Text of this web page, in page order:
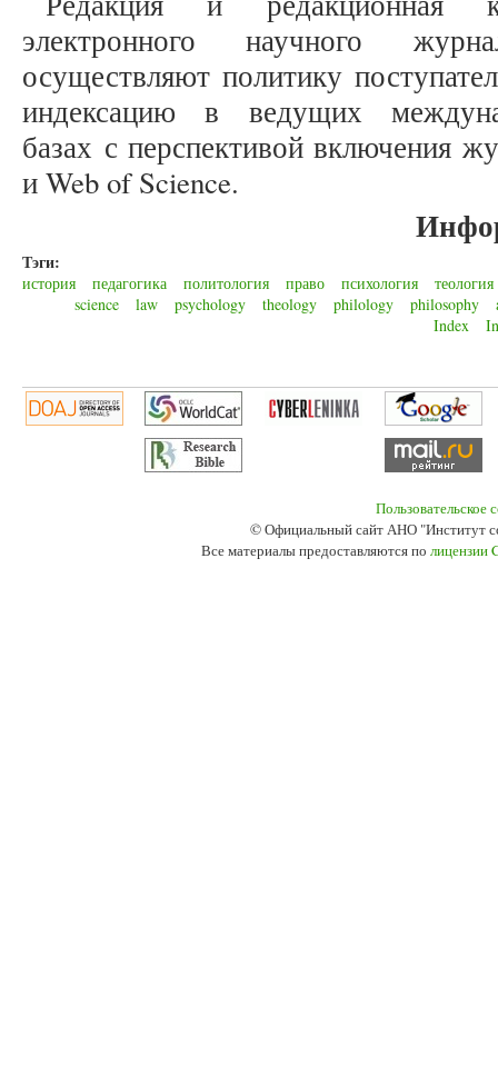
электронного научного
осуществляют политику
индексацию в ведущих
базах с перспективой включения
и Web of Science.
Тэги:
история педагогика политология право психология
теология
science
law psychology theology philology philosophy
Index
Пользовательское
© Официальный сайт АНО "Институт
Все материалы предоставляются по лицензии